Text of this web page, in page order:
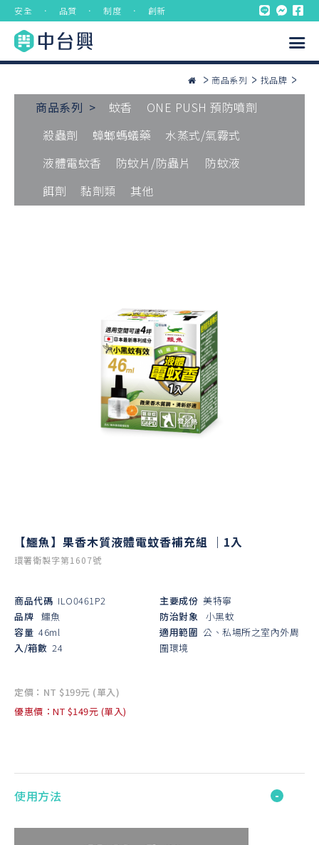
安全 ． 品質 ． 制度 ． 創新
商品系列 找品牌
商品系列 > 蚊香
ONE PUSH 預防噴劑
殺蟲劑
蟑螂螞蟻藥
水蒸式/氣霧式
液體電蚊香
防蚊片/防蟲片
防蚊液
餌劑
黏劑類 其他
【鱷魚】果香木質液體電蚊香補充組 ｜1入
環署衛製字第1607號
商品代碼 ILO0461P2
品牌 鱷魚
容量 46ml
入/箱數 24
主要成份 美特寧
防治對象 小黑蚊
適用範圍 公、私場所之室內外周
圍環境
定價：NT $199元 (單入)
優惠價：NT $149元 (單入)
使用方法